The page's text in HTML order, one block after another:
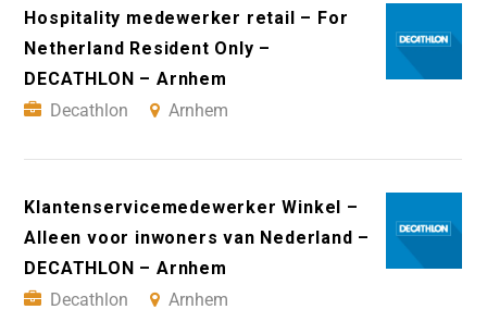
Hospitality medewerker retail – For
Netherland Resident Only –
DECATHLON – Arnhem
Decathlon
Arnhem
Klantenservicemedewerker Winkel –
Alleen voor inwoners van Nederland –
DECATHLON – Arnhem
Decathlon
Arnhem